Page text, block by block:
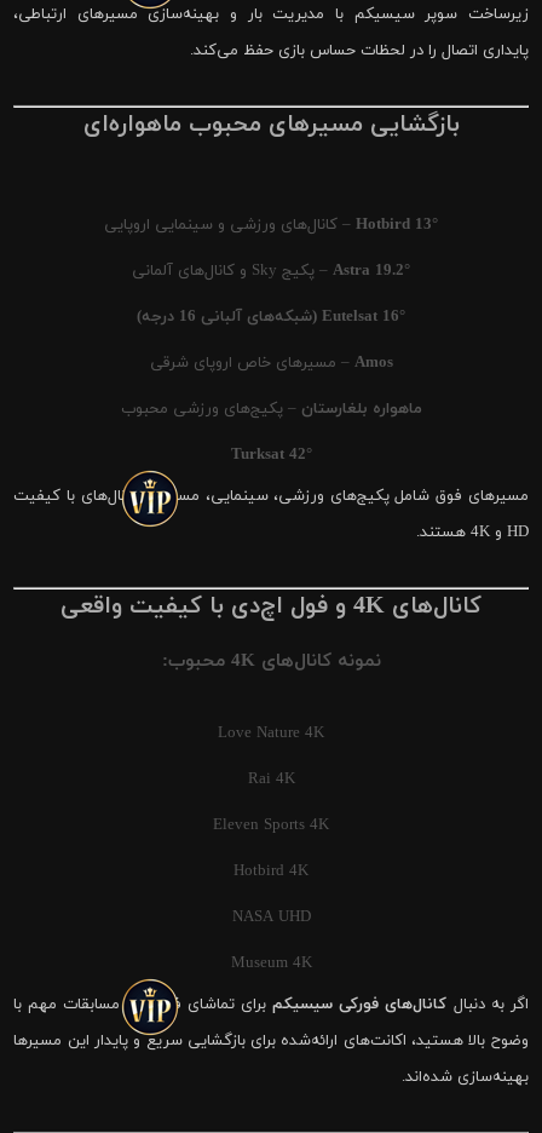
زیرساخت سوپر سیسیکم با مدیریت بار و بهینه‌سازی مسیرهای ارتباطی،
پایداری اتصال را در لحظات حساس بازی حفظ می‌کند.
بازگشایی مسیرهای محبوب ماهواره‌ای
Hotbird 13° – کانال‌های ورزشی و سینمایی اروپایی
Astra 19.2° – پکیج Sky و کانال‌های آلمانی
Eutelsat 16° (شبکه‌های آلبانی 16 درجه)
Amos – مسیرهای خاص اروپای شرقی
ماهواره بلغارستان – پکیج‌های ورزشی محبوب
Turksat 42°
مسیرهای فوق شامل پکیج‌های ورزشی، سینمایی، مستند و کانال‌های با کیفیت
HD و 4K هستند.
کانال‌های 4K و فول اچ‌دی با کیفیت واقعی
نمونه کانال‌های 4K محبوب:
Love Nature 4K
Rai 4K
Eleven Sports 4K
Hotbird 4K
NASA UHD
Museum 4K
اگر به دنبال کانال‌های فورکی سیسیکمبرای تماشای فوتبال و مسابقات مهم با
وضوح بالا هستید، اکانت‌های ارائه‌شده برای بازگشایی سریع و پایدار این مسیرها
بهینه‌سازی شده‌اند.